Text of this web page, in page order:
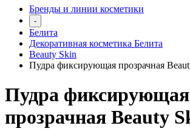
Бренды и линии косметики
-
Белита
Декоративная косметика Белита
Beauty Skin
Пудра фиксирующая прозрачная
Пудра фиксирующая
прозрачная Beauty